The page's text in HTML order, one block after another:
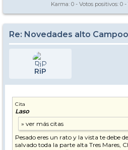
Karma: 0 - Votos positivos: 0 -
Re: Novedades alto
RiP
Cita
Laso
Pesado eres un rato y la vista te debe
salvado toda la parte alta Tres Mares,